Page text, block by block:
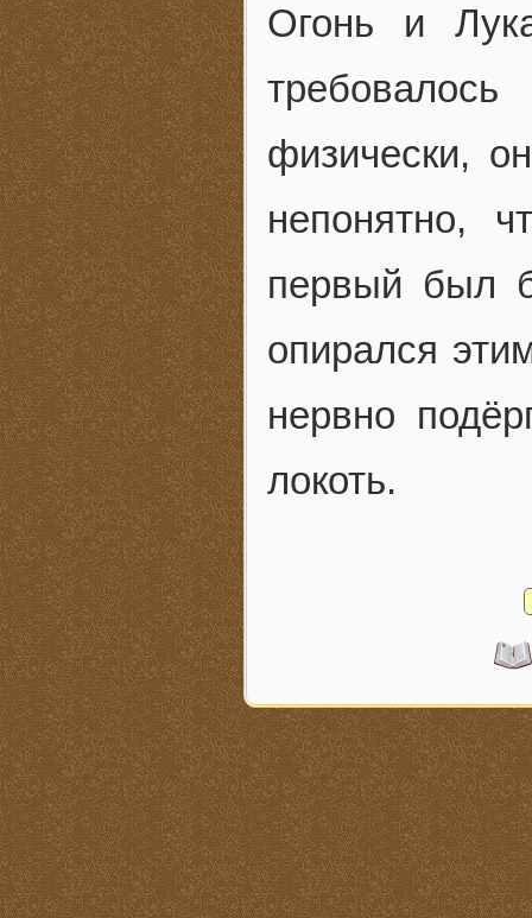
Огонь и
физически,
непонятно,
первый был
опирался
нервно
локоть.